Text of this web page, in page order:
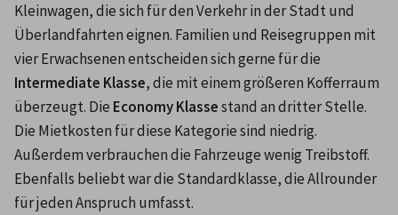
Kleinwagen, die sich für den Verkehr in der Stadt und
Überlandfahrten eignen. Familien und Reisegruppen mit
Intermediate Klasse, die mit einem größeren Kofferraum
überzeugt. Die Economy Klasse stand an dritter Stelle.
Die Mietkosten für diese Kategorie sind niedrig.
Außerdem verbrauchen die Fahrzeuge wenig Treibstoff.
Ebenfalls beliebt war die Standardklasse, die Allrounder
für jeden Anspruch umfasst.